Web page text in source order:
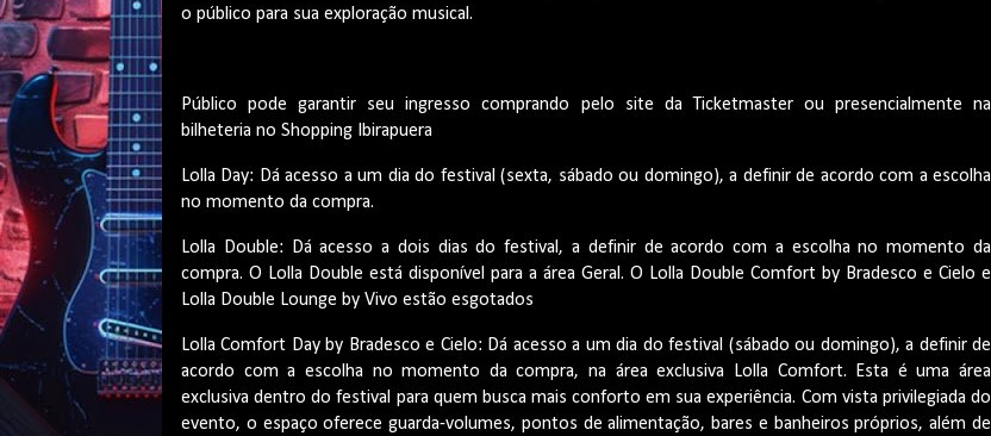
o público para sua exploração musical.
Público pode garantir seu ingresso comprando pelo site da Ticketmaster ou presencialmente na
bilheteria no Shopping Ibirapuera
Lolla Day: Dá acesso a um dia do festival (sexta, sábado ou domingo), a definir de acordo com a escolha
no momento da compra.
Lolla Double: Dá acesso a dois dias do festival, a definir de acordo com a escolha no momento da
compra. O Lolla Double está disponível para a área Geral. O Lolla Double Comfort by Bradesco e Cielo e
Lolla Double Lounge by Vivo estão esgotados
Lolla Comfort Day by Bradesco e Cielo: Dá acesso a um dia do festival (sábado ou domingo), a definir de
acordo com a escolha no momento da compra, na área exclusiva Lolla Comfort. Esta é uma área
exclusiva dentro do festival para quem busca mais conforto em sua experiência. Com vista privilegiada do
evento, o espaço oferece guarda-volumes, pontos de alimentação, bares e banheiros próprios, além de